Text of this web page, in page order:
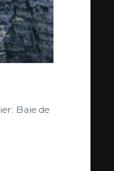
Baie de